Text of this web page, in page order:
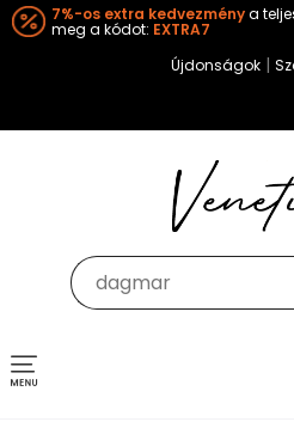
7%-os extra kedvezménya
meg a kódot: EXTRA7
Újdonságok |
Toggle
navigation